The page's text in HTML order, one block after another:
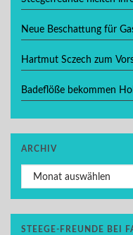
Neue Beschattung für
Hartmut Sczech zum
Badeflöße bekommen
ARCHIV
Archiv
STEEGE-FREUNDE BEI